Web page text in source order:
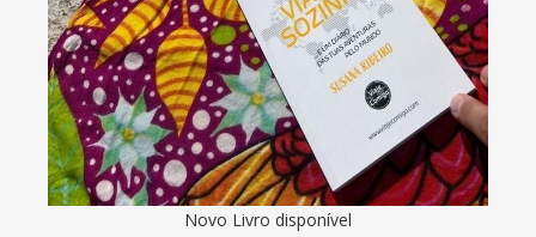
Novo Livro disponível